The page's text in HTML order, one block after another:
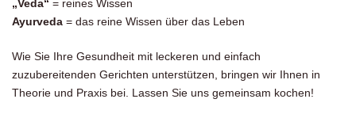
„Veda“ = reines Wissen
Ayurveda = das reine Wissen über das Leben
Wie Sie Ihre Gesundheit mit leckeren und einfach
zuzubereitenden Gerichten unterstützen, bringen wir Ihnen in
Theorie und Praxis bei. Lassen Sie uns gemeinsam kochen!